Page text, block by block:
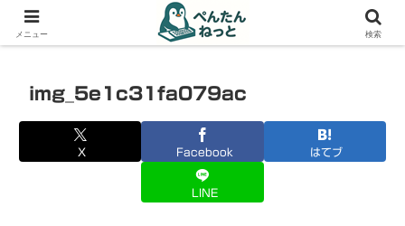
PCやガジェットの備忘録
img_5e1c31fa079ac
X Facebook はてブ
LINE
メニュー 検索